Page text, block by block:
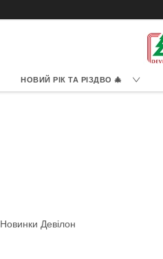
НОВИЙ РІК ТА РІЗДВО 🎄
Новинки Девілон